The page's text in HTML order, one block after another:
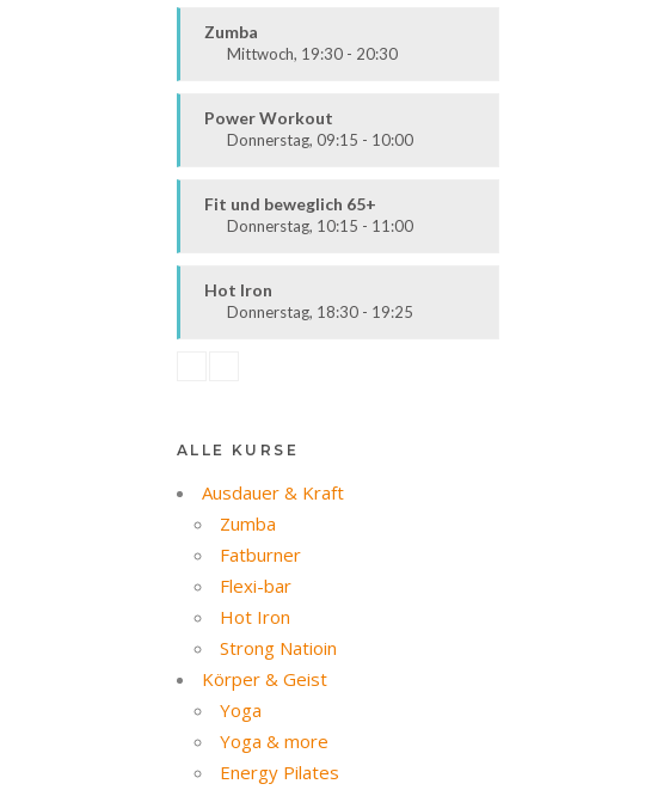
Zumba
Mittwoch, 19:30 - 20:30
Alle
Power Workout
Donnerstag, 09:15 - 10:00
Mittelstufe
Fit und beweglich 65+
Donnerstag, 10:15 - 11:00
Alle
Hot Iron
Donnerstag, 18:30 - 19:25
ALLE KURSE
Ausdauer & Kraft
Zumba
Fatburner
Flexi-bar
Hot Iron
Strong Natioin
Körper & Geist
Yoga
Yoga & more
Energy Pilates